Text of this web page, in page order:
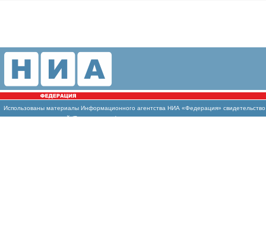
Использованы материалы Информационного агентства НИА «Федерация»
массовых коммуникаций (Роскомнадзор)